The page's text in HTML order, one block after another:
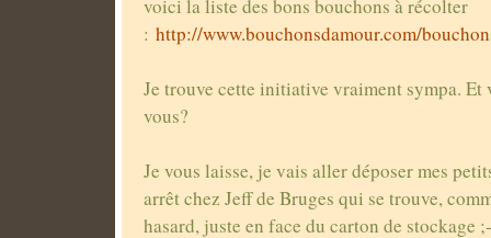
voici la liste des bons bouchons à récolter
: http://www.bouchonsdamour.com/
Je trouve cette initiative vraiment sympa. Et
vous?
Je vous laisse, je vais aller déposer mes
arrêt chez Jeff de Bruges qui se trouve,
hasard, juste en face du carton de stockage